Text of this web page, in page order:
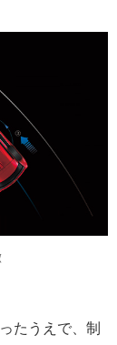
たうえで、制